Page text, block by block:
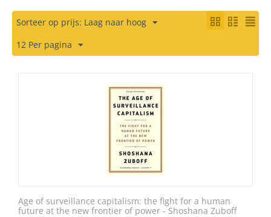
Sorteer op prijs: Laag naar hoog
12 Per pagina
Age of surveillance capitalism: the fight for a human
future at the new frontier of power - Shoshana Zuboff